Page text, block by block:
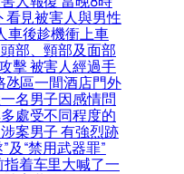
看見被害人與男性
車後趁機衝上車
部、頸部及面部
擊 被害人經過手
氹區一間酒店門外
名男子因感情問
處受不同程度的
案男子 有強烈跡
及“禁用武器罪”
着车里大喊了一